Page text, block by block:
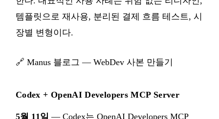
템플릿으로 재사용, 분리된 결제 흐름 테스트, 시
장별 변형이다.
🔗 Manus 블로그 — WebDev 사본 만들기
Codex + OpenAI Developers MCP Server
5월 11일 — Codex는 OpenAI Developers MCP